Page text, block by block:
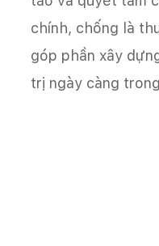
chính, chống là
góp phần xây
trị ngày càng